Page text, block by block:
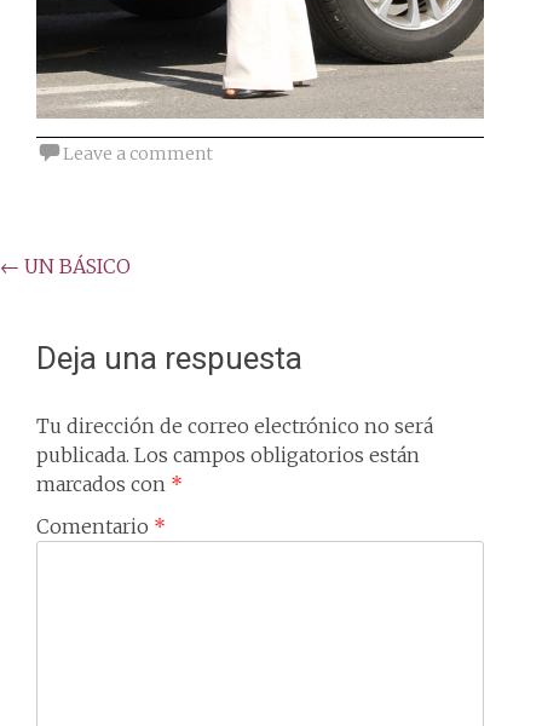
Leave a comment
Post
← UN BÁSICO
Deja una respuesta
Tu dirección de correo electrónico no será
publicada. Los campos obligatorios están
marcados con *
Comentario *